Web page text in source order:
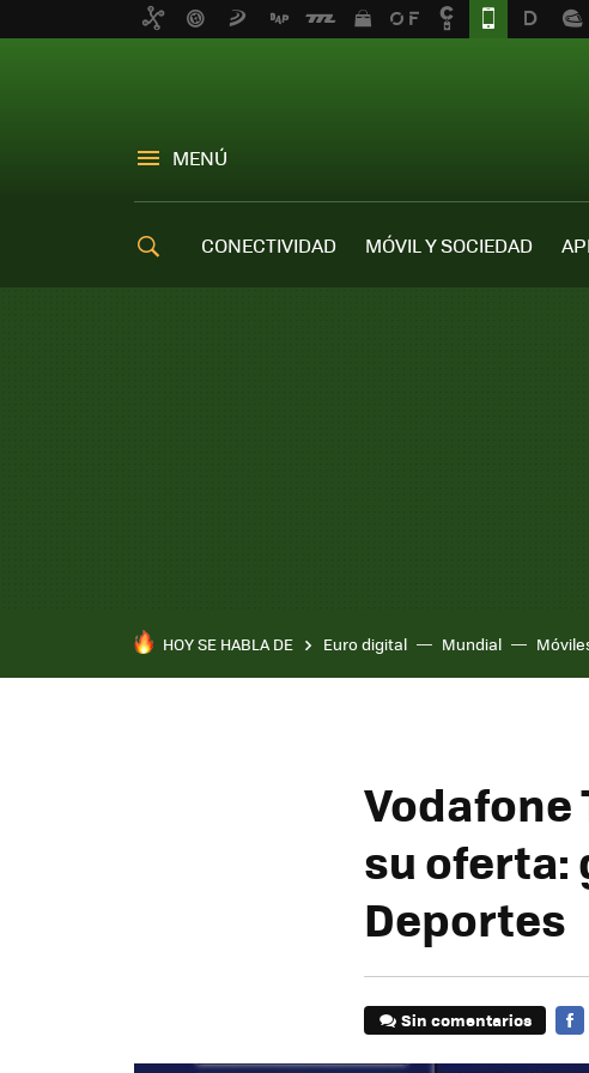
MENÚ
CONECTIVIDAD MÓVIL Y SOCIEDAD
HOY SE HABLA DE Euro digital Mundial
Pixel 10a
Vodafone
su oferta:
Deportes
Sin comentarios